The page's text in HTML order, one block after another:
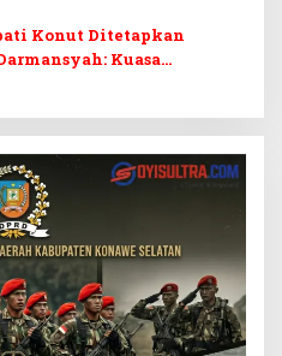
Konut Ditetapkan
Kuasa
Kebingungan